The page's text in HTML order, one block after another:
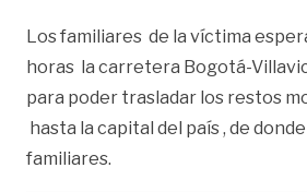
Los familiares de la víctima
horas la carretera Bogotá-
para poder trasladar los restos
hasta la capital del país , de
familiares.